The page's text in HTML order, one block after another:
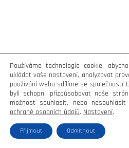
Používáme technologie cookie,
ukládat vaše nastavení, analyzovat
používání webu sdílíme se společností
byli schopni přizpůsobovat naše
možnost souhlasit, nebo
ochraně osobních údajů. Nastavení.
Přijmout Odmítnout